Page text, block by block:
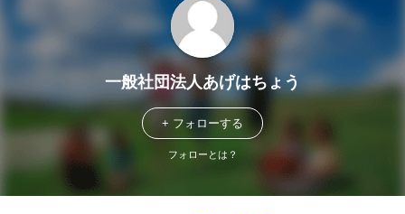
一般社団法人あげはちょう
+ フォローする
フォローとは？